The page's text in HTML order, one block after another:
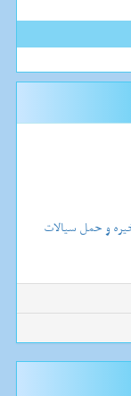
و حمل سیالات